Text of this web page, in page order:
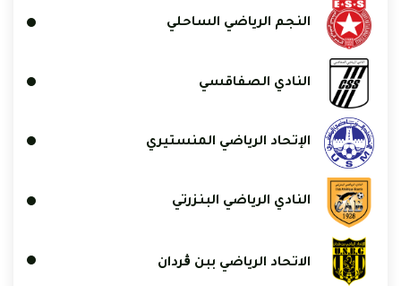
النجم الرياضي الساحلي
النادي الصفاقسي
الإتحاد الرياضي المنستيري
النادي الرياضي البنزرتي
الاتحاد الرياضي ببن ڨردان